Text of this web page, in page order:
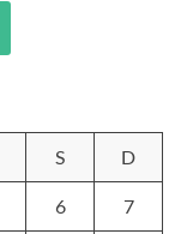
S D
6 7